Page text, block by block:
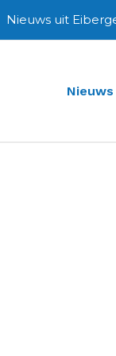
Nieuws uit
Nieuws